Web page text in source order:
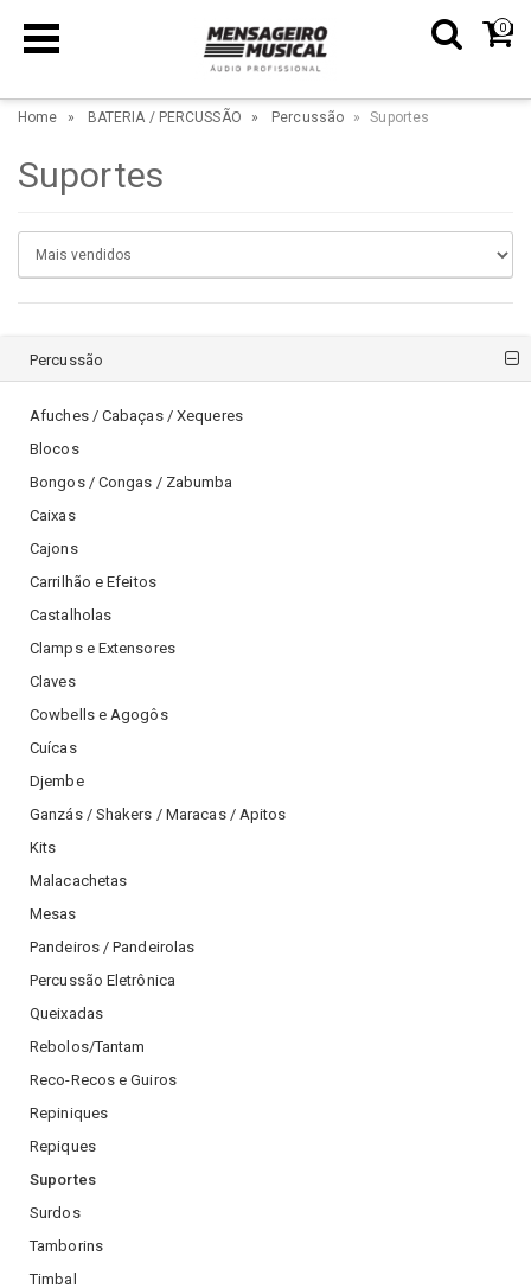
0
Home BATERIA / PERCUSSÃO Percussão Suportes
Suportes
Percussão
Afuches / Cabaças / Xequeres
Blocos
Bongos / Congas / Zabumba
Caixas
Cajons
Carrilhão e Efeitos
Castalholas
Clamps e Extensores
Claves
Cowbells e Agogôs
Cuícas
Djembe
Ganzás / Shakers / Maracas / Apitos
Kits
Malacachetas
Mesas
Pandeiros / Pandeirolas
Percussão Eletrônica
Queixadas
Rebolos/Tantam
Reco-Recos e Guiros
Repiniques
Repiques
Suportes
Surdos
Tamborins
Timbal